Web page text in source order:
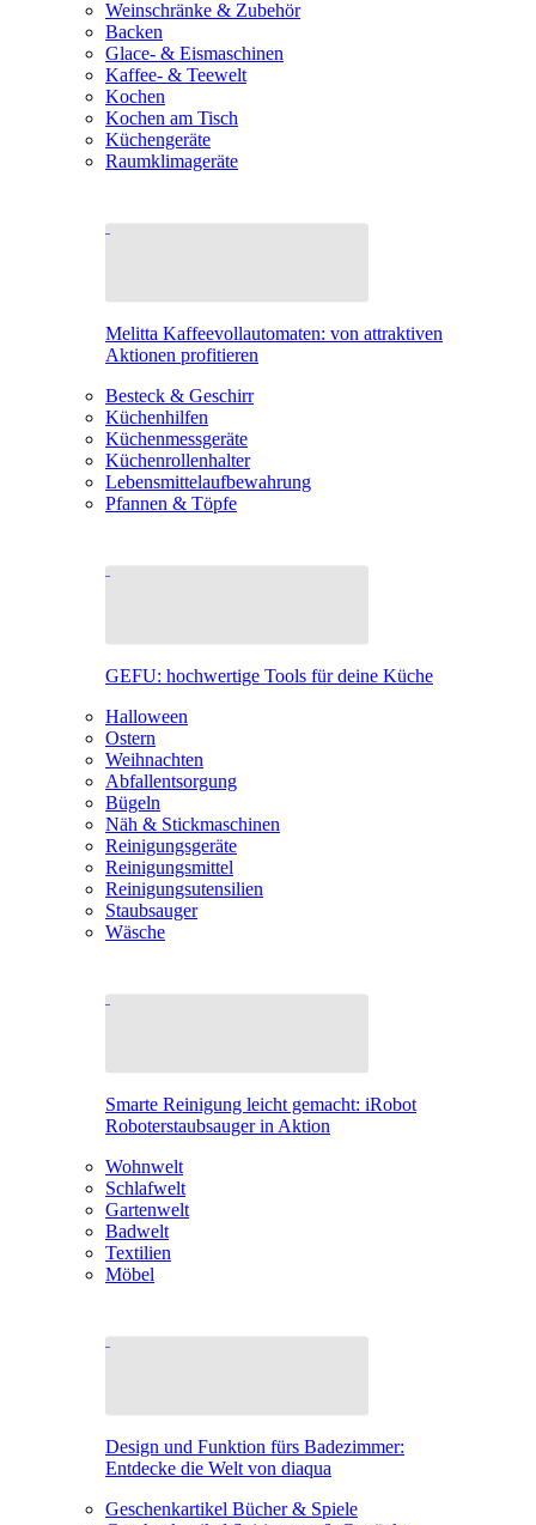
Weinschränke & Zubehör
Backen
Glace- & Eismaschinen
Kaffee- & Teewelt
Kochen
Kochen am Tisch
Küchengeräte
Raumklimageräte
Melitta Kaffeevollautomaten: von attraktiven
Aktionen profitieren
Besteck & Geschirr
Küchenhilfen
Küchenmessgeräte
Küchenrollenhalter
Lebensmittelaufbewahrung
Pfannen & Töpfe
GEFU: hochwertige Tools für deine Küche
Halloween
Ostern
Weihnachten
Abfallentsorgung
Bügeln
Näh & Stickmaschinen
Reinigungsgeräte
Reinigungsmittel
Reinigungsutensilien
Staubsauger
Wäsche
Smarte Reinigung leicht gemacht: iRobot
Roboterstaubsauger in Aktion
Wohnwelt
Schlafwelt
Gartenwelt
Badwelt
Textilien
Möbel
Design und Funktion fürs Badezimmer:
Entdecke die Welt von diaqua
Geschenkartikel Bücher & Spiele